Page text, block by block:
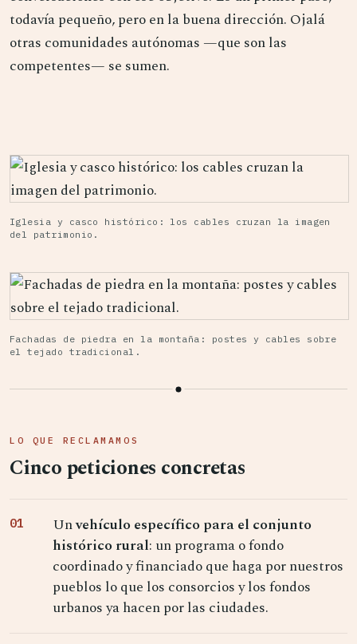
todavía pequeño, pero en la buena dirección. Ojalá
otras comunidades autónomas —que son las
competentes— se sumen.
Iglesia y casco histórico: los cables cruzan la imagen
del patrimonio.
Fachadas de piedra en la montaña: postes y cables sobre
el tejado tradicional.
LO QUE RECLAMAMOS
Cinco peticiones concretas
Unvehículo específico para el conjunto
histórico rural: un programa o fondo
coordinado y financiado que haga por nuestros
pueblos lo que los consorcios y los fondos
urbanos ya hacen por las ciudades.